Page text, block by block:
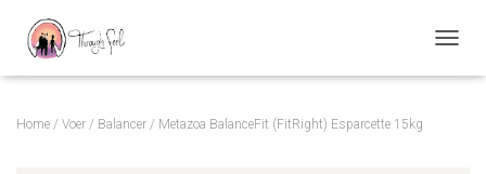
Home / Voer / Balancer / Metazoa BalanceFit (FitRight) Esparcette 15kg